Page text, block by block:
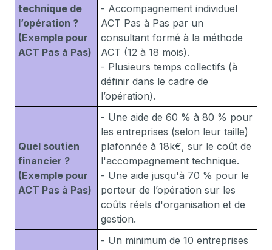
technique de
l’opération ?
(Exemple pour
ACT Pas à Pas)
- Accompagnement individuel
ACT Pas à Pas par un
consultant formé à la méthode
ACT (12 à 18 mois).
- Plusieurs temps collectifs (à
définir dans le cadre de
l’opération).
Quel soutien
financier ?
(Exemple pour
ACT Pas à Pas)
- Une aide de 60 % à 80 % pour
les entreprises (selon leur taille)
plafonnée à 18k€, sur le coût de
l'accompagnement technique.
- Une aide jusqu'à 70 % pour le
porteur de l’opération sur les
coûts réels d'organisation et de
gestion.
- Un minimum de 10 entreprises